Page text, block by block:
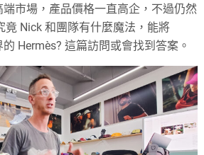
市場，產品價格一直高企，不過仍然
竟 Nick 和團隊有什麼魔法，能將
Hermès? 這篇訪問或會找到答案。